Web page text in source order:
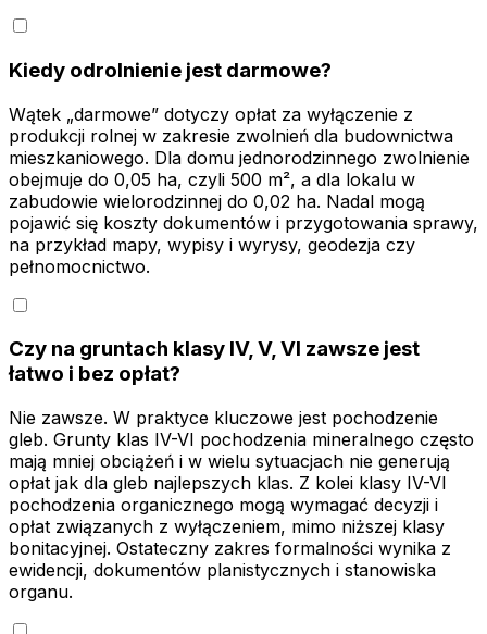
Kiedy odrolnienie jest darmowe?
Wątek „darmowe” dotyczy opłat za wyłączenie z
produkcji rolnej w zakresie zwolnień dla budownictwa
mieszkaniowego. Dla domu jednorodzinnego zwolnienie
obejmuje do 0,05 ha, czyli 500 m², a dla lokalu w
zabudowie wielorodzinnej do 0,02 ha. Nadal mogą
pojawić się koszty dokumentów i przygotowania sprawy,
na przykład mapy, wypisy i wyrysy, geodezja czy
pełnomocnictwo.
Czy na gruntach klasy IV, V, VI zawsze jest
łatwo i bez opłat?
Nie zawsze. W praktyce kluczowe jest pochodzenie
gleb. Grunty klas IV-VI pochodzenia mineralnego często
mają mniej obciążeń i w wielu sytuacjach nie generują
opłat jak dla gleb najlepszych klas. Z kolei klasy IV-VI
pochodzenia organicznego mogą wymagać decyzji i
opłat związanych z wyłączeniem, mimo niższej klasy
bonitacyjnej. Ostateczny zakres formalności wynika z
ewidencji, dokumentów planistycznych i stanowiska
organu.